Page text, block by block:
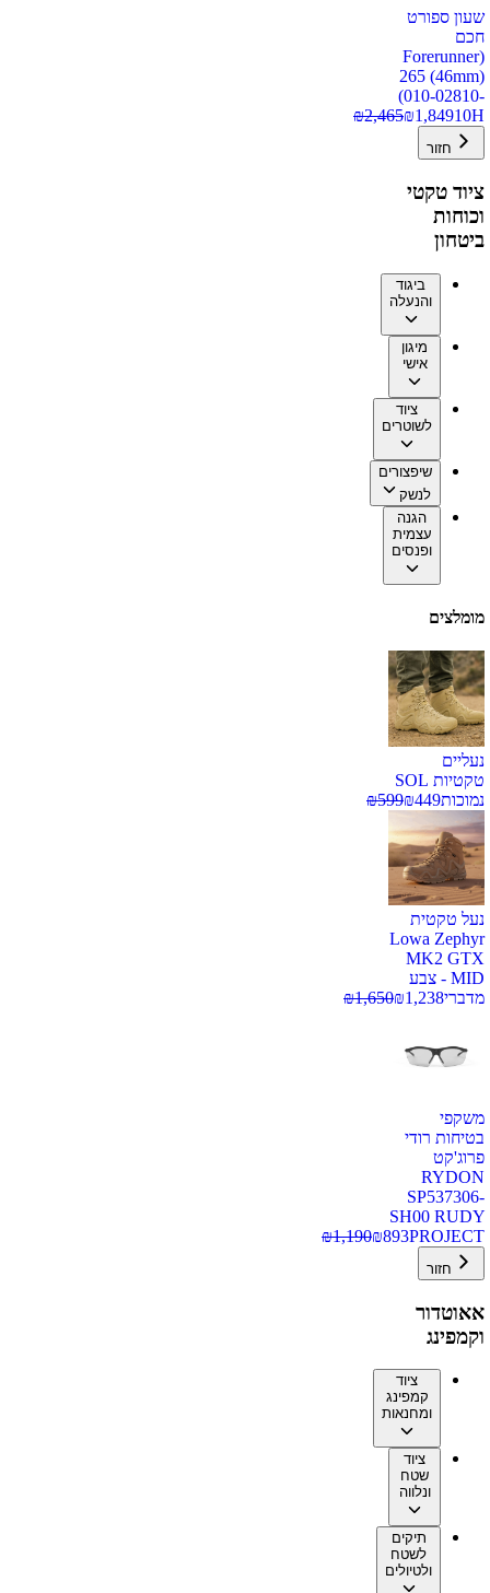
שעון ספורט
חכם
(Forerunner
265 (46mm)
(010-02810-
10H
₪1,849
₪2,465
חזור
ציוד טקטי
וכוחות
ביטחון
ביגוד
והנעלה
מיגון
אישי
ציוד
לשוטרים
שיפצורים
לנשק
הגנה
עצמית
ופנסים
מומלצים
נעליים
טקטיות SOL
נמוכות
₪449
₪599
נעל טקטית
Lowa Zephyr
MK2 GTX
MID - צבע
מדברי
₪1,238
₪1,650
משקפי
בטיחות רודי
פרוג'קט
RYDON
SP537306-
SH00 RUDY
PROJECT
₪893
₪1,190
חזור
אאוטדור
וקמפינג
ציוד
קמפינג
ומחנאות
ציוד
שטח
ונלווה
תיקים
לשטח
ולטיולים